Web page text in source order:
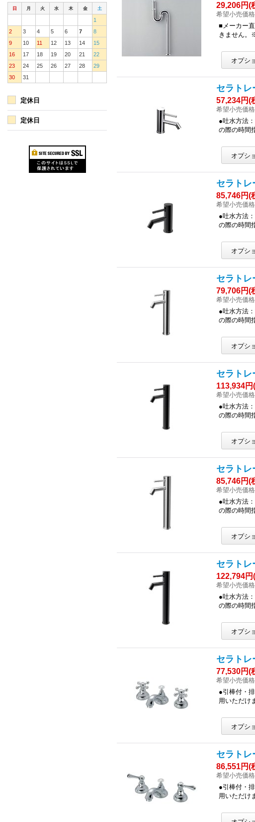
日 月 火 水 木 金 土
1
2
3 4 5 6 7
8
9
10 11 12 13 14
15
16
17 18 19 20 21
22
23
24 25 26 27 28
29
30
31
定休日
定休日
29,206円(
希望小売価格
■メーカー
きません。
セラトレ
57,234円(
希望小売価格
●吐水方法
の際の時間
セラトレ
85,746円(
希望小売価格
●吐水方法
の際の時間
セラトレ
79,706円(
希望小売価格
●吐水方法
の際の時間
セラトレ
113,934円
希望小売価格
●吐水方法
の際の時間
セラトレ
85,746円(
希望小売価格
●吐水方法
の際の時間
セラトレ
122,794円
希望小売価格
●吐水方法
の際の時間
セラトレ
77,530円(
希望小売価格
●引棒付・
用いただけ
セラトレ
86,551円(
希望小売価格
●引棒付・
用いただけ